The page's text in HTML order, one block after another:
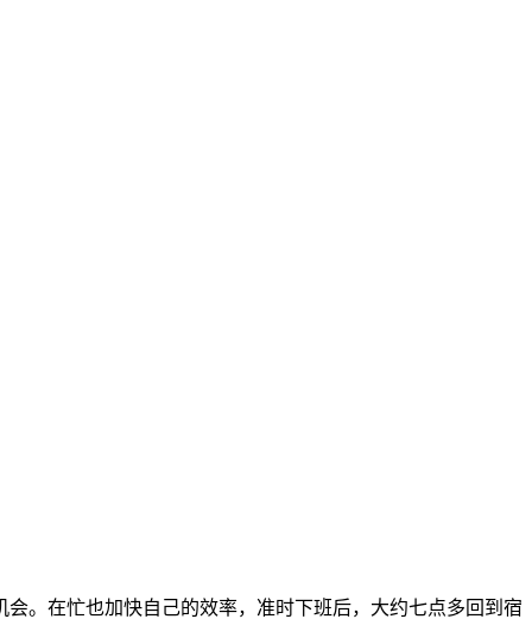
。在忙也加快自己的效率，准时下班后，大约七点多回到宿